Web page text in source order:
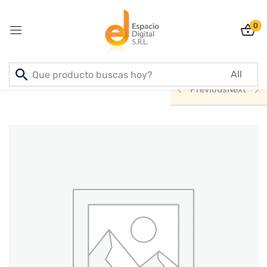
0
Inicio PRODUCTOS
INFORMATICA
PreviousNext
Sign in
Create an account